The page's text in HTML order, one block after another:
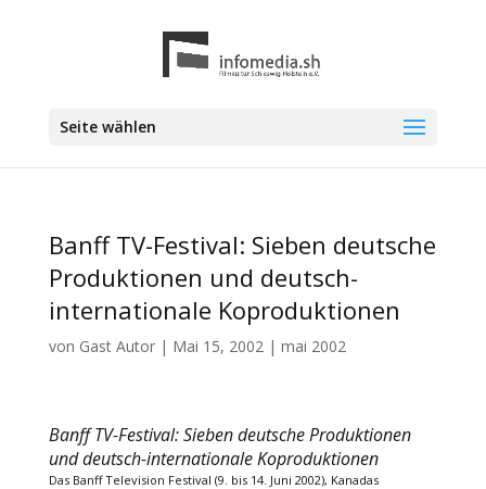
Seite wählen
Banff TV-Festival: Sieben deutsche
Produktionen und deutsch-
internationale Koproduktionen
von Gast Autor| Mai 15, 2002| mai 2002
Banff TV-Festival: Sieben deutsche Produktionen
und deutsch-internationale Koproduktionen
Das Banff Television Festival (9. bis 14. Juni 2002), Kanadas